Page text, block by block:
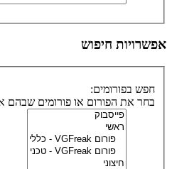
אפשרויות חיפוש
חפש בפורומים:
בחר את הפורום או פורומים שבהם